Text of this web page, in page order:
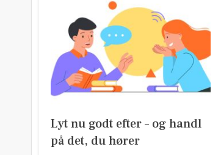
Lyt nu godt efter – og handl
på det, du hører